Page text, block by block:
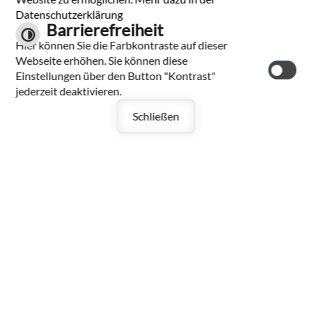
Mehr laden
Datenschutzerklärung
Barrierefreiheit
Hier können Sie die Farbkontraste auf dieser
Webseite erhöhen. Sie können diese
Einstellungen über den Button "Kontrast"
jederzeit deaktivieren.
Schließen